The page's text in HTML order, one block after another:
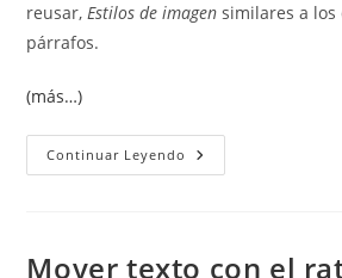
reusar,Estilos de imagen similares a los
párrafos.
(más…)
Continuar Leyendo Crear
Un
Personalizado,
Estilos
Mover texto con el